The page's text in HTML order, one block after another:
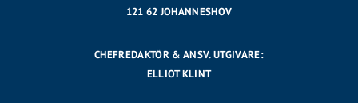
121 62 JOHANNESHOV
CHEFREDAKTÖR & ANSV. UTGIVARE:
ELLIOT KLINT